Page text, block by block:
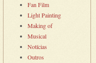
Fan Film
Light Painting
Making of
Musical
Notícias
Outros